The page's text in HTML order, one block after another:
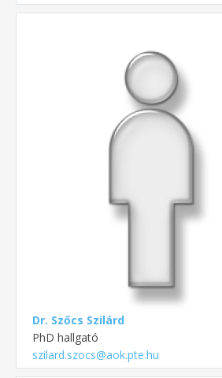
Dr. Szőcs Szilárd
PhD hallgató
szilard.szocs@aok.pte.hu